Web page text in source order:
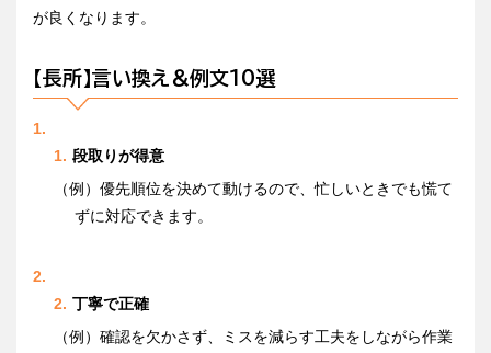
が良くなります。
【長所】言い換え＆例文10選
段取りが得意
（例）優先順位を決めて動けるので、忙しいときでも慌て
ずに対応できます。
丁寧で正確
（例）確認を欠かさず、ミスを減らす工夫をしながら作業